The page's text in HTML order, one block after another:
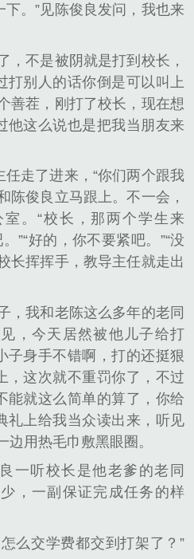
。”见陈俊良发问，我也来
，不是被阴就是打到校长，
打别人的话你倒是可以叫上
善茬，刚打了校长，现在想
他这么说也是把我当朋友来
走了进来，“你们两个跟我
陈俊良立马跟上。不一会，
。“校长，那两个学生来
”“好的，你不要紧吧。”“没
长挥挥手，教导主任就走出
，我和老陈这么多年的老同
，今天居然被他儿子给打
子身手不错啊，打的还挺狠
，这次就不重罚你了，不过
能就这么简单的算了，你给
礼上给我当众读出来，听见
边用热毛巾敷黑眼圈。
一听校长是他老爹的老同
，一副保证完成任务的样
么交学费都交到打架了？”